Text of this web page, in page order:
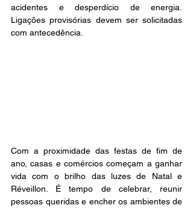
acidentes e desperdício de energia.
Ligações provisórias devem ser solicitadas
com antecedência.
Com a proximidade das festas de fim de
ano, casas e comércios começam a ganhar
vida com o brilho das luzes de Natal e
Réveillon. É tempo de celebrar, reunir
pessoas queridas e encher os ambientes de